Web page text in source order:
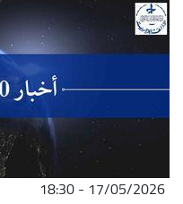
17/05/2026 - 18:30